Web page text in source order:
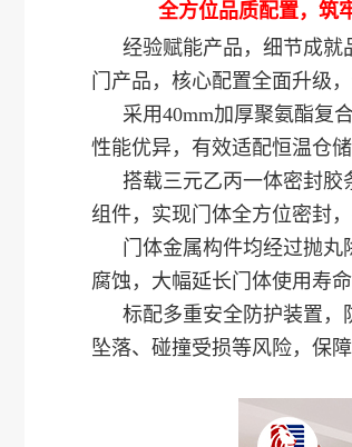
全方位品质配置，筑
经验赋能产品，细节成就
门产品，核心配置全面升级
采用40mm加厚聚氨酯复
性能优异，有效适配恒温仓
搭载三元乙丙一体密封胶
组件，实现门体全方位密封
门体金属构件均经过抛
腐蚀，大幅延长门体使用寿
标配多重安全防护装置，
坠落、碰撞受损等风险，保